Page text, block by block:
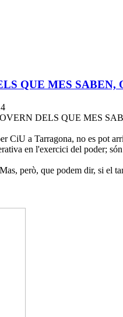
QUE MES SABEN,
DELS QUE MES
CiU a Tarragona, no es pot
en l'exercici del poder;
però, que podem dir, si el